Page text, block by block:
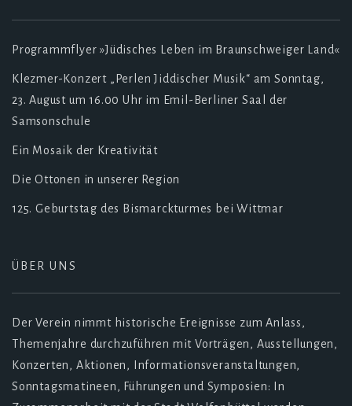
Programmflyer »Jüdisches Leben im Braunschweiger Land«
Klezmer-Konzert „Perlen Jiddischer Musik“ am Sonntag,
23. August um 16.00 Uhr im Emil-Berliner Saal der
Samsonschule
Ein Mosaik der Kreativität
Die Ottonen in unserer Region
125. Geburtstag des Bismarckturmes bei Wittmar
ÜBER UNS
Der Verein nimmt historische Ereignisse zum Anlass,
Themenjahre durchzuführen mit Vorträgen, Ausstellungen,
Konzerten, Aktionen, Informationsveranstaltungen,
Sonntagsmatineen, Führungen und Symposien: In